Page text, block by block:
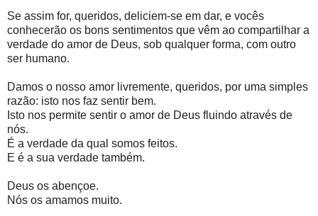
Se assim for, queridos, deliciem-se em dar, e vocês
conhecerão os bons sentimentos que vêm ao compartilhar a
verdade do amor de Deus, sob qualquer forma, com outro
ser humano.
Damos o nosso amor livremente, queridos, por uma simples
razão: isto nos faz sentir bem.
Isto nos permite sentir o amor de Deus fluindo através de
nós.
É a verdade da qual somos feitos.
E é a sua verdade também.
Deus os abençoe.
Nós os amamos muito.